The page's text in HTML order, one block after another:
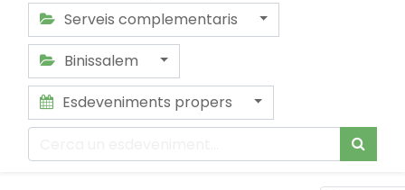
Serveis complementaris
Binissalem
Esdeveniments propers